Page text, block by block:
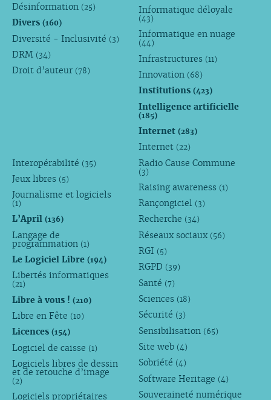
Désinformation (25)
Divers (160)
Diversité - Inclusivité (3)
DRM (34)
Droit d’auteur (78)
Informatique déloyale
(43)
Informatique en nuage
(44)
Infrastructures (11)
Innovation (68)
Institutions(423)
Intelligence artificielle
(185)
Internet(283)
Internet (22)
Interopérabilité (35)
Jeux libres (5)
Journalisme et logiciels
(1)
L’April (136)
Langage de
programmation (1)
Le Logiciel Libre (194)
Libertés informatiques
(21)
Libre à vous ! (210)
Libre en Fête (10)
Licences (154)
Logiciel de caisse (1)
Logiciels libres de dessin
et de retouche d’image
(2)
Logiciels propriétaires
Radio Cause Commune
(3)
Raising awareness (1)
Rançongiciel (3)
Recherche (34)
Réseaux sociaux (56)
RGI (5)
RGPD (39)
Santé (7)
Sciences (18)
Sécurité (3)
Sensibilisation (65)
Site web (4)
Sobriété (4)
Software Heritage (4)
Souveraineté numérique